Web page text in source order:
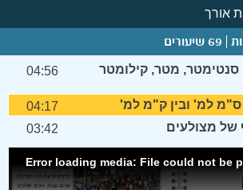
אורך
69 שיעורים
סנטימטר, מטר, קילומטר
04:56
ס"מ למ' ובין ק"מ למ'
04:17
של מצולעים
03:42
Error loading media: File could not be